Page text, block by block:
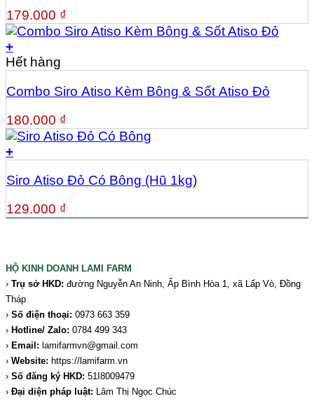
179.000 ₫
+
Hết hàng
Combo Siro Atiso Kèm Bông & Sốt Atiso Đỏ
180.000 ₫
+
Siro Atiso Đỏ Có Bông (Hũ 1kg)
129.000 ₫
HỘ KINH DOANH LAMI FARM
› Trụ sở HKD: đường Nguyễn An Ninh, Ấp Bình Hòa 1, xã Lấp Vò, Đồng
Tháp
› Số điện thoại: 0973 663 359
› Hotline/ Zalo: 0784 499 343
› Email: lamifarmvn@gmail.com
› Website: https://lamifarm.vn
› Số đăng ký HKD: 51I8009479
› Đại diện pháp luật: Lâm Thị Ngọc Chúc